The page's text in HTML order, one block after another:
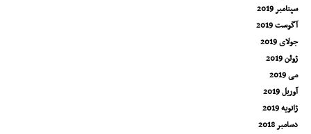
سپتامبر 2019
آگوست 2019
جولای 2019
ژوئن 2019
می 2019
آوریل 2019
ژانویه 2019
دسامبر 2018